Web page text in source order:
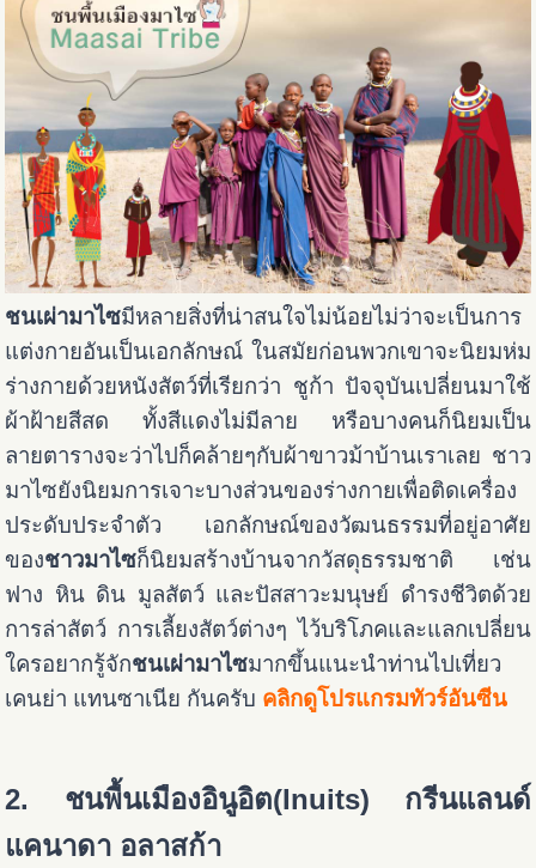
ชนเผ่ามาไซมีหลายสิ่งที่น่าสนใจไม่น้อยไม่ว่าจะเป็นการ
แต่งกายอันเป็นเอกลักษณ์ ในสมัยก่อนพวกเขาจะนิยมห่ม
ร่างกายด้วยหนังสัตว์ที่เรียกว่า ชูก้า ปัจจุบันเปลี่ยนมาใช้
ผ้าฝ้ายสีสด ทั้งสีแดงไม่มีลาย หรือบางคนก็นิยมเป็น
ลายตารางจะว่าไปก็คล้ายๆกับผ้าขาวม้าบ้านเราเลย ชาว
มาไซยังนิยมการเจาะบางส่วนของร่างกายเพื่อติดเครื่อง
ประดับประจำตัว เอกลักษณ์ของวัฒนธรรมที่อยู่อาศัย
ของชาวมาไซก็นิยมสร้างบ้านจากวัสดุธรรมชาติ เช่น
ฟาง หิน ดิน มูลสัตว์ และปัสสาวะมนุษย์ ดำรงชีวิตด้วย
การล่าสัตว์ การเลี้ยงสัตว์ต่างๆ ไว้บริโภคและแลกเปลี่ยน
ใครอยากรู้จักชนเผ่ามาไซมากขึ้นแนะนำท่านไปเที่ยว
เคนย่า แทนซาเนีย กันครับ คลิกดูโปรแกรมทัวร์อันซีน
2. ชนพื้นเมืองอินูอิต(Inuits) กรีนแลนด์
แคนาดา อลาสก้า